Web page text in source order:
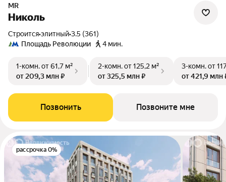
MR
Николь
Строится•элитный•3.5 (361)
Площадь Революции
4 мин.
1-комн.от 61,7 м²
от 209,3 млн ₽
2-комн.от 125,2 м²
от 325,5 млн ₽
3-комн.от
от 421,9 млн
Позвонить Позвоните мне
рассрочка 0%